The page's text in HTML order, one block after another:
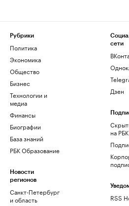
Рубрики
Политика
Экономика
Общество
Бизнес
Технологии и
медиа
Финансы
Биографии
База знаний
РБК Образование
Новости
регионов
Санкт-Петербург
и область
сети
Дзен
на РБК
RSS